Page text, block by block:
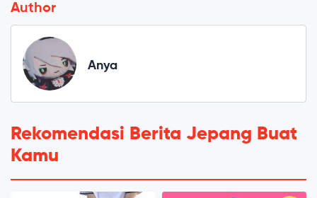
Author
Anya
Rekomendasi Berita Jepang Buat
Kamu